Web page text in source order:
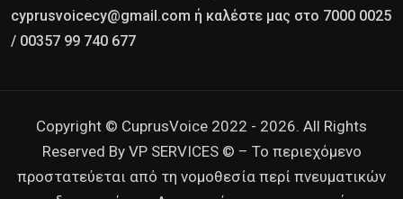
cyprusvoicecy@gmail.com ή καλέστε μας στο 7000 0025
/ 00357 99 740 677
Copyright © CuprusVoice 2022 - 2026. All Rights
Reserved By VP SERVICES © – Το περιεχόμενο
προστατεύεται από τη νομοθεσία περί πνευματικών